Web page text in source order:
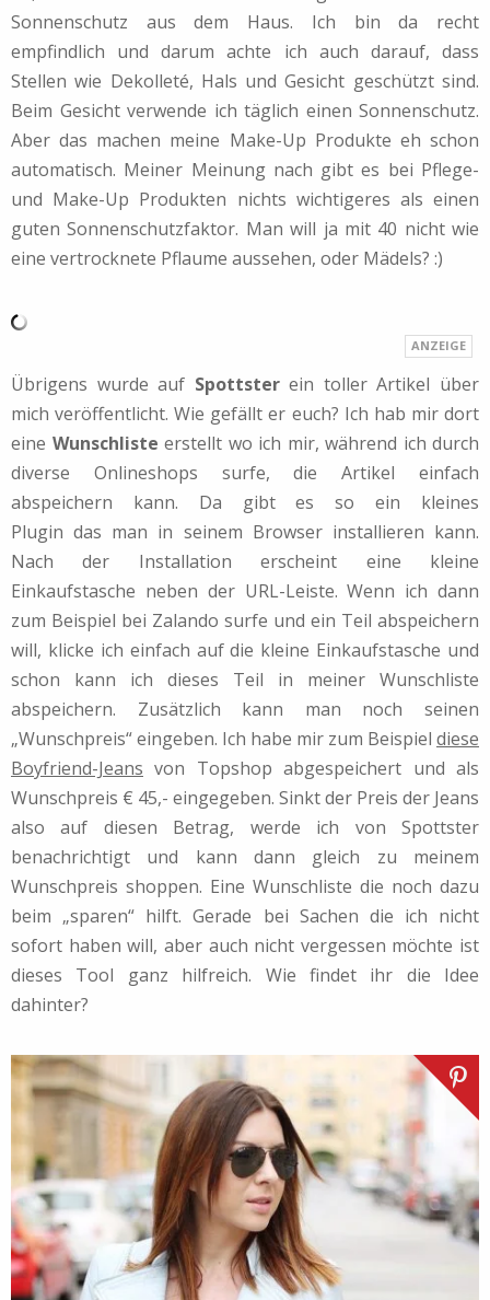
Sonnenschutz aus dem Haus. Ich bin da recht
empfindlich und darum achte ich auch darauf, dass
Stellen wie Dekolleté, Hals und Gesicht geschützt sind.
Beim Gesicht verwende ich täglich einen Sonnenschutz.
Aber das machen meine Make-Up Produkte eh schon
automatisch. Meiner Meinung nach gibt es bei Pflege-
und Make-Up Produkten nichts wichtigeres als einen
guten Sonnenschutzfaktor. Man will ja mit 40 nicht wie
eine vertrocknete Pflaume aussehen, oder Mädels? :)
Übrigens wurde auf Spottsterein toller Artikel über
mich veröffentlicht. Wie gefällt er euch? Ich hab mir dort
eine Wunschliste erstellt wo ich mir, während ich durch
diverse Onlineshops surfe, die Artikel einfach
abspeichern kann. Da gibt es so ein kleines
Plugin das man in seinem Browser installieren kann.
Nach der Installation erscheint eine kleine
Einkaufstasche neben der URL-Leiste. Wenn ich dann
zum Beispiel bei Zalando surfe und ein Teil abspeichern
will, klicke ich einfach auf die kleine Einkaufstasche und
schon kann ich dieses Teil in meiner Wunschliste
abspeichern. Zusätzlich kann man noch seinen
„Wunschpreis“ eingeben. Ich habe mir zum Beispiel diese
Boyfriend-Jeans von Topshop abgespeichert und als
Wunschpreis € 45,- eingegeben. Sinkt der Preis der Jeans
also auf diesen Betrag, werde ich von Spottster
benachrichtigt und kann dann gleich zu meinem
Wunschpreis shoppen. Eine Wunschliste die noch dazu
beim „sparen“ hilft. Gerade bei Sachen die ich nicht
sofort haben will, aber auch nicht vergessen möchte ist
dieses Tool ganz hilfreich. Wie findet ihr die Idee
dahinter?